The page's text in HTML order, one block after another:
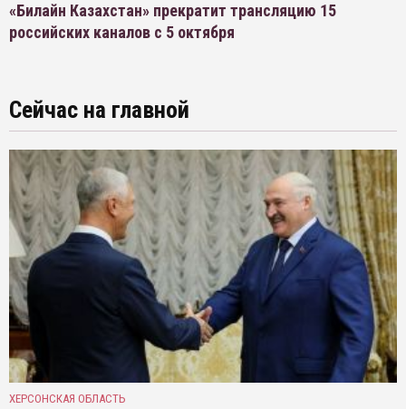
«Билайн Казахстан» прекратит трансляцию 15
российских каналов с 5 октября
Сейчас на главной
ХЕРСОНСКАЯ ОБЛАСТЬ